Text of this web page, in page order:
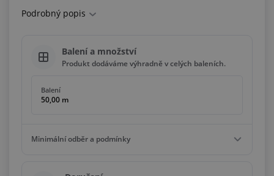
Podrobný popis
Balení a množství
Produkt dodáváme výhradně v celých baleních.
Balení
50,00 m
Minimální odběr a podmínky